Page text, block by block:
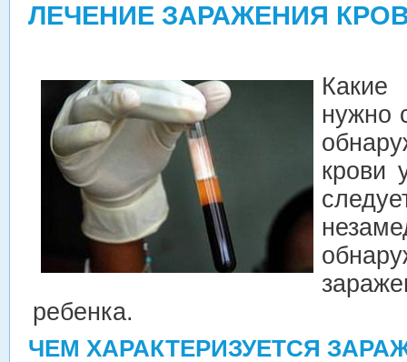
ЛЕЧЕНИЕ ЗАРАЖЕНИЯ
нужно
крови
ребенка.
ЧЕМ ХАРАКТЕРИЗУЕТСЯ